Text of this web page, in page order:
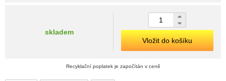
skladem
Vložit do košíku
Recyklační poplatek je započítán v ceně